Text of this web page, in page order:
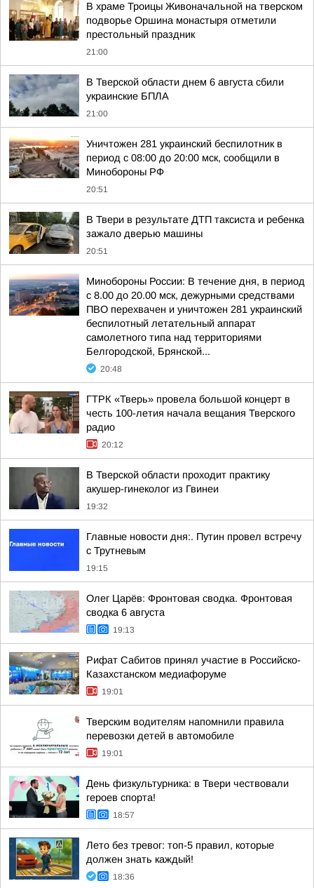
В храме Троицы Живоначальной на тверском
подворье Оршина монастыря отметили
престольный праздник
21:00
В Тверской области днем 6 августа сбили
украинские БПЛА
21:00
Уничтожен 281 украинский беспилотник в
период с 08:00 до 20:00 мск, сообщили в
Минобороны РФ
20:51
В Твери в результате ДТП таксиста и ребенка
зажало дверью машины
20:51
Минобороны России: В течение дня, в период
с 8.00 до 20.00 мск, дежурными средствами
ПВО перехвачен и уничтожен 281 украинский
беспилотный летательный аппарат
самолетного типа над территориями
Белгородской, Брянской...
20:48
ГТРК «Тверь» провела большой концерт в
честь 100-летия начала вещания Тверского
радио
20:12
В Тверской области проходит практику
акушер-гинеколог из Гвинеи
19:32
Главные новости дня:. Путин провел встречу
с Трутневым
19:15
Олег Царёв: Фронтовая сводка. Фронтовая
сводка 6 августа
19:13
Рифат Сабитов принял участие в Российско-
Казахстанском медиафоруме
19:01
Тверским водителям напомнили правила
перевозки детей в автомобиле
19:01
День физкультурника: в Твери чествовали
героев спорта!
18:57
Лето без тревог: топ-5 правил, которые
должен знать каждый!
18:36